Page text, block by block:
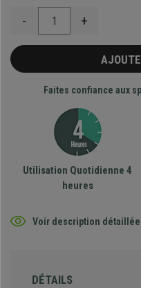
- +
Faites confiance aux
Utilisation Quotidienne 4
heures
Voir description détaillée
DÉTAILS